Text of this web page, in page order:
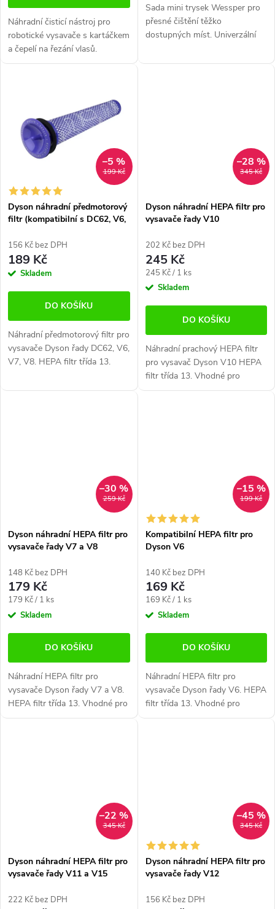
ů
t
ů
Náhradní čisticí nástroj pro
robotické vysavače s kartáčkem
a čepelí na řezání vlasů.
Multifunkční, praktický, ideální
Sada mini trysek Wessper pro
přesné čištění těžko
dostupných míst. Univerzální
nástavců, nízká hmotnost.
199 Kč
–5 %
Dyson náhradní předmotorový
filtr (kompatibilní s DC62, V6,
156 Kč bez DPH
189 Kč
Skladem
DO KOŠÍKU
Náhradní předmotorový filtr pro
vysavače Dyson řady DC62, V6,
V7, V8. HEPA filtr třída 13.
345 Kč
–28 %
Dyson náhradní HEPA filtr pro
vysavače řady V10
202 Kč bez DPH
245 Kč
Měrná
cena:
245 Kč / 1 ks
Skladem
DO KOŠÍKU
Náhradní prachový HEPA filtr
pro vysavač Dyson V10 HEPA
filtr třída 13. Vhodné pro
alergiky.
259 Kč
–30 %
Dyson náhradní HEPA filtr pro
vysavače řady V7 a V8
148 Kč bez DPH
179 Kč
Měrná
cena:
179 Kč / 1 ks
Skladem
DO KOŠÍKU
Náhradní HEPA filtr pro
vysavače Dyson řady V7 a V8.
HEPA filtr třída 13. Vhodné pro
alergiky.
199 Kč
–15 %
Kompatibilní HEPA filtr pro
Dyson V6
140 Kč bez DPH
169 Kč
Měrná
cena:
169 Kč / 1 ks
Skladem
DO KOŠÍKU
Náhradní HEPA filtr pro
vysavače Dyson řady V6. HEPA
filtr třída 13. Vhodné pro
alergiky.
345 Kč
–22 %
Dyson náhradní HEPA filtr pro
vysavače řady V11 a V15
222 Kč bez DPH
345 Kč
–45 %
Dyson náhradní HEPA filtr pro
vysavače řady V12
156 Kč bez DPH